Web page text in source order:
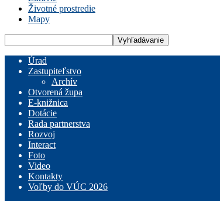
Životné prostredie
Mapy
Úrad
Zastupiteľstvo
Archív
Otvorená župa
E-knižnica
Dotácie
Rada partnerstva
Rozvoj
Interact
Foto
Video
Kontakty
Voľby do VÚC 2026